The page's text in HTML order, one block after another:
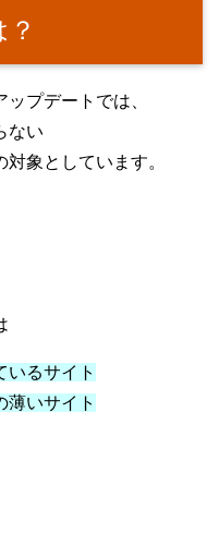
プデートでは、
ない
象としています。
いるサイト
薄いサイト